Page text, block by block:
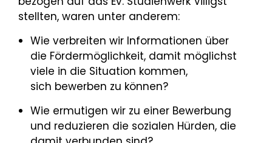
stellten, waren unter anderem:
Wie verbreiten wir Informationen über
die Fördermöglichkeit, damit möglichst
viele in die Situation kommen,
sich bewerben zu können?
Wie ermutigen wir zu einer Bewerbung
und reduzieren die sozialen Hürden, die